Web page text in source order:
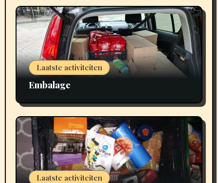
Laatste activiteiten
Embalage
Laatste activiteiten